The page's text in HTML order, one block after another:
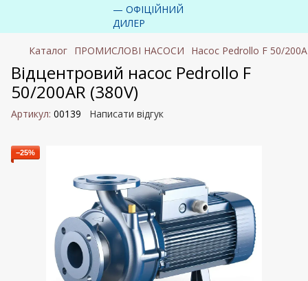
Каталог ПРОМИСЛОВІ НАСОСИ Насос Pedrollo F 50/
Відцентровий насос Pedrollo F
50/200AR (380V)
Артикул: 00139 Написати відгук
−25%